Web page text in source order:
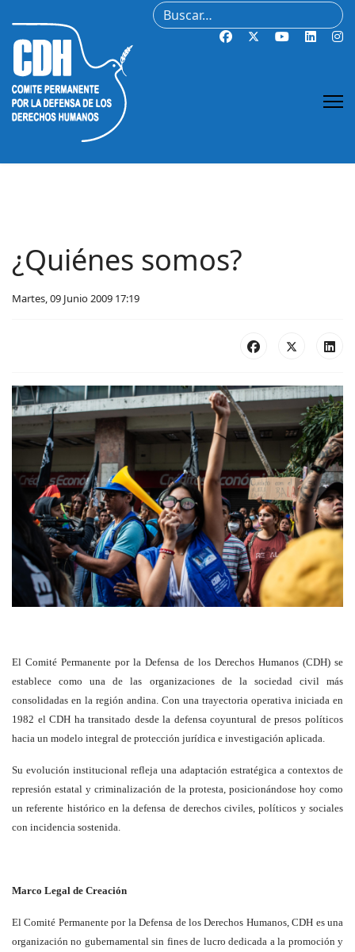
Buscar
¿Quiénes somos?
Martes, 09 Junio 2009 17:19
El Comité Permanente por la Defensa de los Derechos Humanos (CDH) se
establece como una de las organizaciones de la sociedad civil más
consolidadas en la región andina. Con una trayectoria operativa iniciada en
1982 el CDH ha transitado desde la defensa coyuntural de presos políticos
hacia un modelo integral de protección jurídica e investigación aplicada.
Su evolución institucional refleja una adaptación estratégica a contextos de
represión estatal y criminalización de la protesta, posicionándose hoy como
un referente histórico en la defensa de derechos civiles, políticos y sociales
con incidencia sostenida.
Marco Legal de Creación
El Comité Permanente por la Defensa de los Derechos Humanos, CDH es una
organización no gubernamental sin fines de lucro dedicada a la promoción y